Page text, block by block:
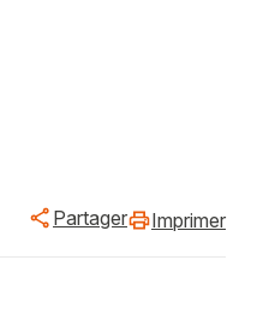
Partager Imprimer